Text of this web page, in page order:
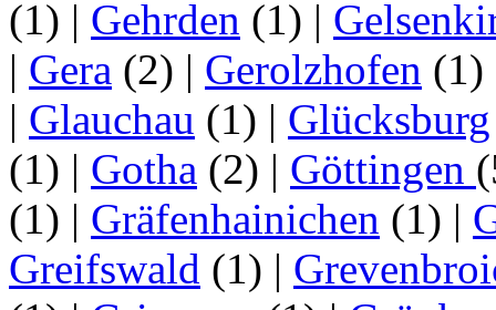
(1) | Gehrden (1) |
| Gera (2) | Gerolzhofen (1)
| Glauchau (1) | Glücksburg
(1) | Gotha (2) | Göttingen
(1) | Gräfenhainichen (1) |
Greifswald (1) |